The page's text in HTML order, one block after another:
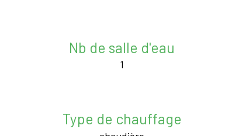
Nb de salle d'eau
1
Type de chauffage